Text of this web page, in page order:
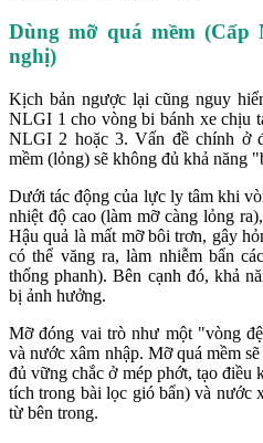
Dùng mỡ quá mềm
nghị)
Kịch bản ngược lại cũng nguy
NLGI 1 cho vòng bi bánh xe chịu
NLGI 2 hoặc 3. Vấn đề chính ở
mềm (lỏng) sẽ không đủ khả năng
Dưới tác động của lực ly tâm khi
nhiệt độ cao (làm mỡ càng lỏng
Hậu quả là mất mỡ bôi trơn, gây
có thể văng ra, làm nhiễm bẩn
thống phanh). Bên cạnh đó, khả
bị ảnh hưởng.
Mỡ đóng vai trò như một "vòng
và nước xâm nhập. Mỡ quá mềm
đủ vững chắc ở mép phớt, tạo điều
tích trong bài lọc gió bẩn) và nước
từ bên trong.